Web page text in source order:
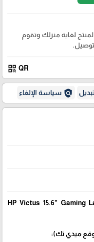
لغاية منزلك وتقوم
QR
qr_code
policy سياسة الإلغاء
HP Victus 15.6” Gaming
ميدي تك):